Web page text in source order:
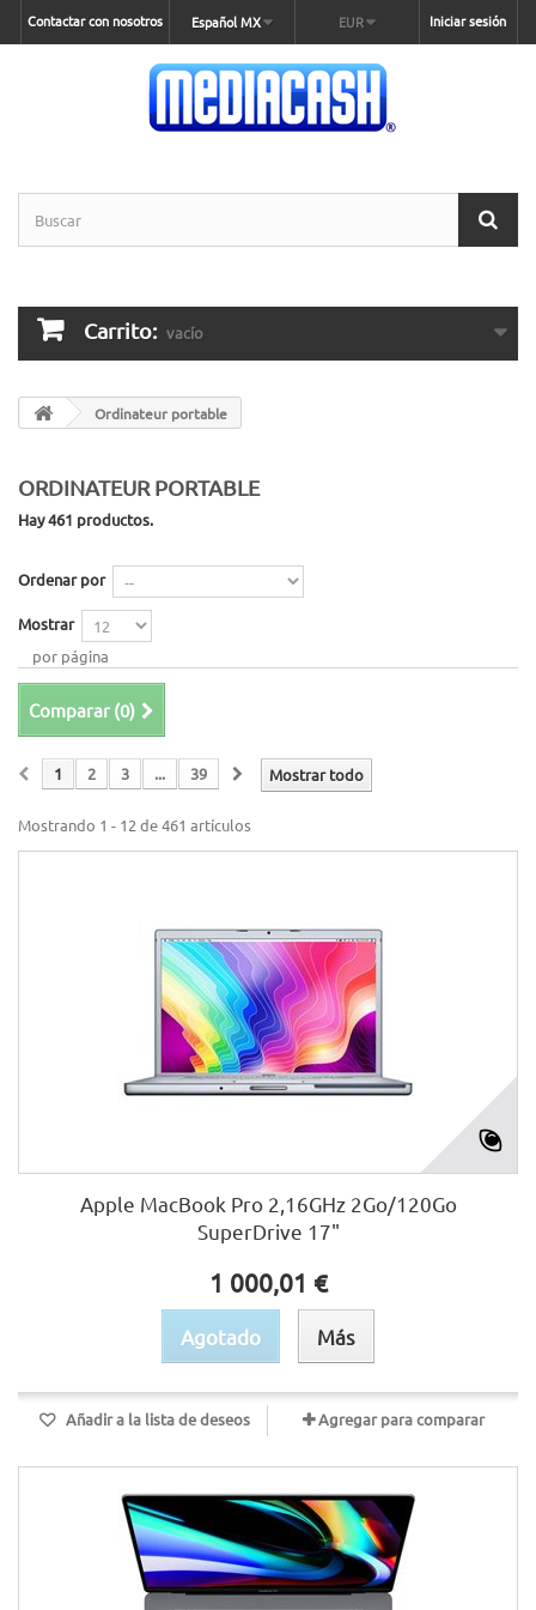
Iniciar sesión
EUR
Español MX
Contactar con nosotros
Carrito: vacío
Ordinateur portable
ORDINATEUR PORTABLE
Hay 461 productos.
Ordenar por
Mostrar
por página
Comparar (0)
Mostrar todo
1 2 3 ... 39
Mostrando 1 - 12 de 461 artículos
Apple MacBook Pro 2,16GHz 2Go/120Go
SuperDrive 17"
1 000,01 €
Agotado Más
Añadir a la lista de deseos Agregar para comparar